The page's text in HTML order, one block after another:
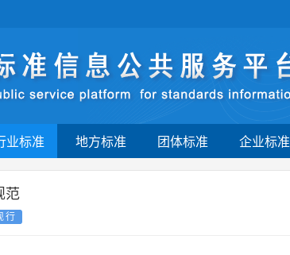
业标准 地方标准 团体标准 企业标准
范
行